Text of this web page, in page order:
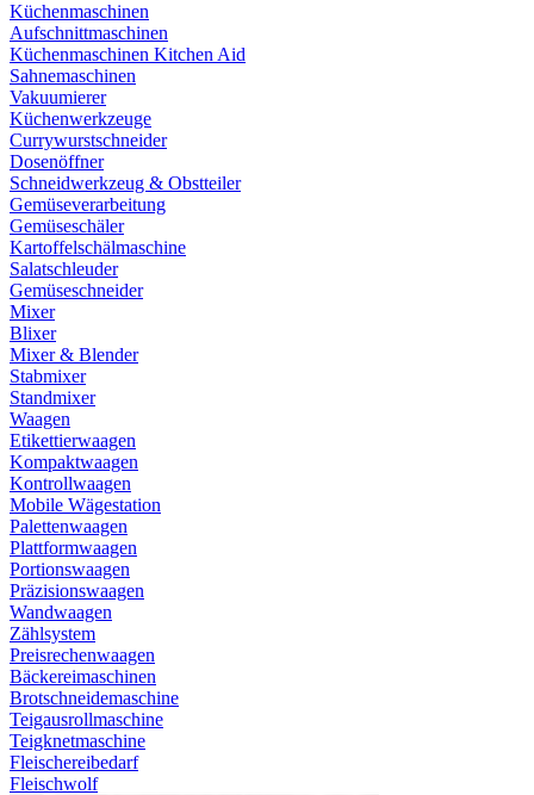
Küchenmaschinen
Aufschnittmaschinen
Küchenmaschinen Kitchen Aid
Sahnemaschinen
Vakuumierer
Küchenwerkzeuge
Currywurstschneider
Dosenöffner
Schneidwerkzeug & Obstteiler
Gemüseverarbeitung
Gemüseschäler
Kartoffelschälmaschine
Salatschleuder
Gemüseschneider
Mixer
Blixer
Mixer & Blender
Stabmixer
Standmixer
Waagen
Etikettierwaagen
Kompaktwaagen
Kontrollwaagen
Mobile Wägestation
Palettenwaagen
Plattformwaagen
Portionswaagen
Präzisionswaagen
Wandwaagen
Zählsystem
Preisrechenwaagen
Bäckereimaschinen
Brotschneidemaschine
Teigausrollmaschine
Teigknetmaschine
Fleischereibedarf
Fleischwolf